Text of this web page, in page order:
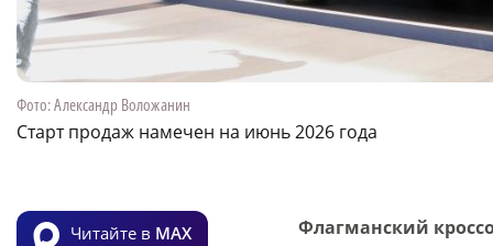
Фото: Александр Воложанин
Старт продаж намечен на июнь 2026 года
Читайте в MAX
Флагманский